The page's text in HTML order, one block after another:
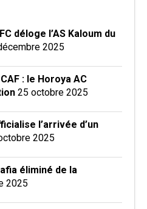
déloge l’AS Kaloum du
2025
: le Horoya AC
25 octobre 2025
l’arrivée d’un
2025
éliminé de la
2025